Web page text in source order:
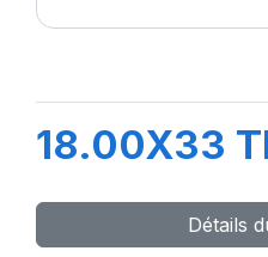
18.00X33
Détails